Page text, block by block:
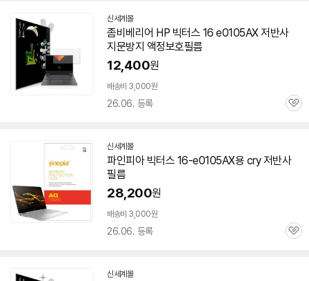
신세계몰
좀비베리어 HP 빅터스 16 e0105AX 저반사
지문방지 액정보호필름
12,400원
배송비 3,000원
26.06. 등록
관
신세계몰
파인피아 빅터스 16-e0105AX용 cry 저반사
필름
28,200원
배송비 3,000원
26.06. 등록
관
신세계몰